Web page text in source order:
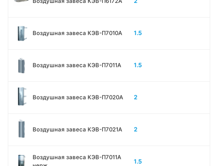
Воздушная завеса КЭВ-П7010A 1.5
Воздушная завеса КЭВ-П7011A 1.5
Воздушная завеса КЭВ-П7020A 2
Воздушная завеса КЭВ-П7021A 2
Воздушная завеса КЭВ-П7011A
1.5